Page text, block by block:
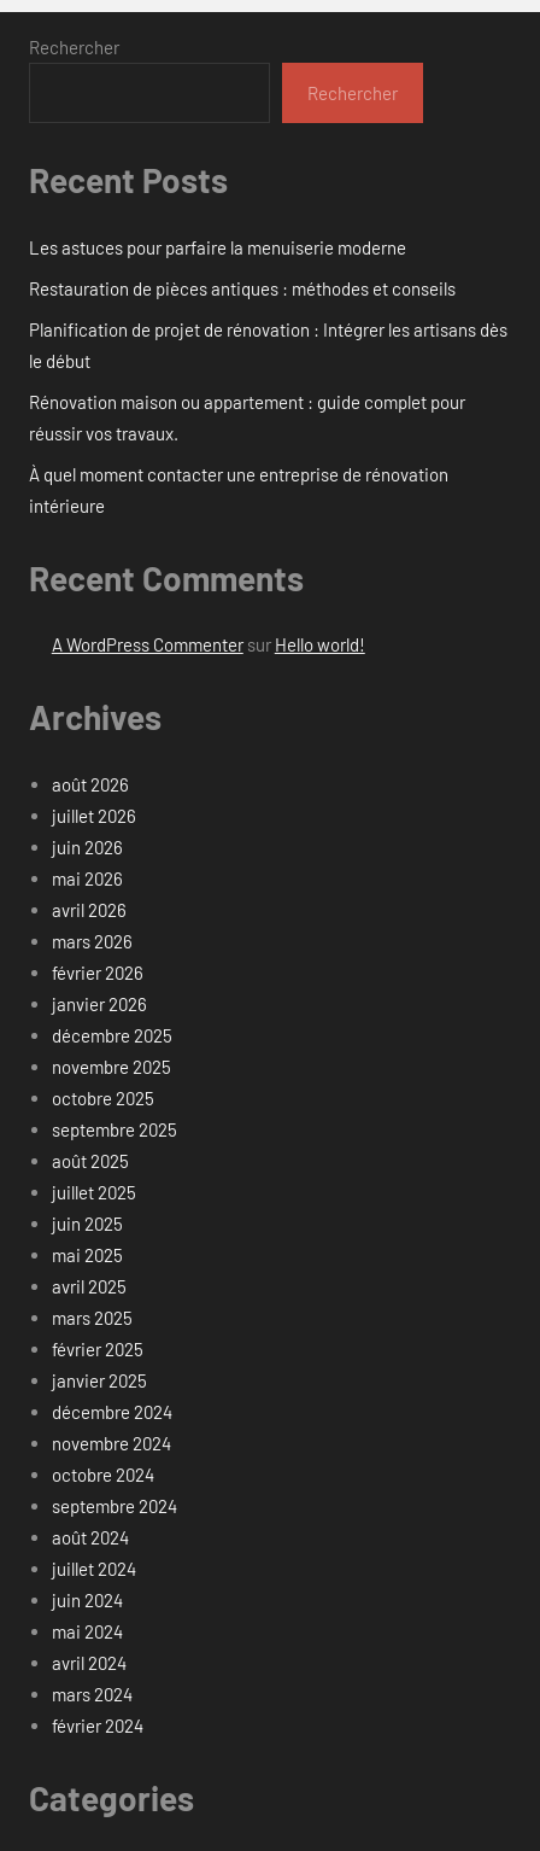
Rechercher
Rechercher
Recent Posts
Les astuces pour parfaire la menuiserie moderne
Restauration de pièces antiques : méthodes et conseils
Planification de projet de rénovation : Intégrer les artisans dès
le début
Rénovation maison ou appartement : guide complet pour
réussir vos travaux.
À quel moment contacter une entreprise de rénovation
intérieure
Recent Comments
A WordPress Commentersur Hello world!
Archives
août 2026
juillet 2026
juin 2026
mai 2026
avril 2026
mars 2026
février 2026
janvier 2026
décembre 2025
novembre 2025
octobre 2025
septembre 2025
août 2025
juillet 2025
juin 2025
mai 2025
avril 2025
mars 2025
février 2025
janvier 2025
décembre 2024
novembre 2024
octobre 2024
septembre 2024
août 2024
juillet 2024
juin 2024
mai 2024
avril 2024
mars 2024
février 2024
Categories